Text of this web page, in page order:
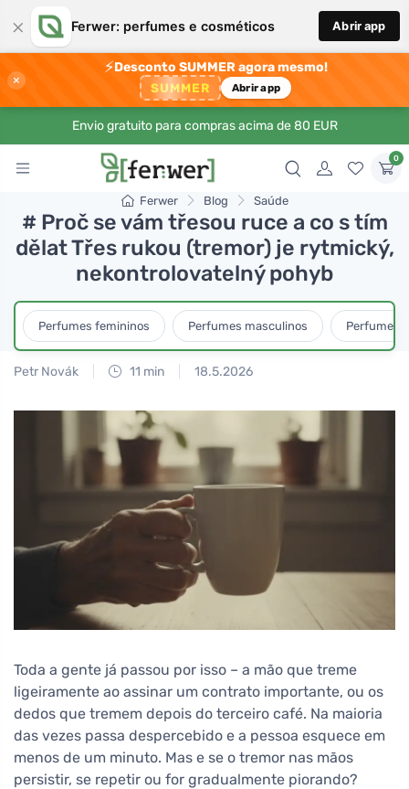
× Ferwer: perfumes e cosméticos Abrir app
×
⚡Desconto SUMMER agora mesmo!
SUMMER Abrir app
Envio gratuito para compras acima de 80 EUR
0
Ferwer Blog Saúde
# Proč se vám třesou ruce a co s tím
dělat Třes rukou (tremor) je rytmický,
nekontrolovatelný pohyb
Perfumes femininos Perfumes masculinos Perfumes
Petr Novák 11 min 18.5.2026
Toda a gente já passou por isso – a mão que treme
ligeiramente ao assinar um contrato importante, ou os
dedos que tremem depois do terceiro café. Na maioria
das vezes passa despercebido e a pessoa esquece em
menos de um minuto. Mas e se o tremor nas mãos
persistir, se repetir ou for gradualmente piorando?